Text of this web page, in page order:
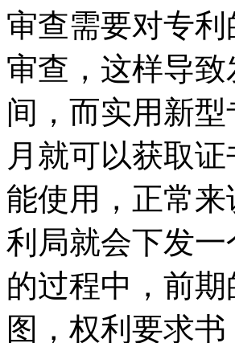
审查需要对专
审查，这样导
间，而实用新
月就可以获取
能使用，正常
利局就会下发
的过程中，前
图，权利要求